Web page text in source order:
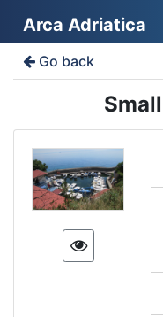
Arca Adriatica
Go back